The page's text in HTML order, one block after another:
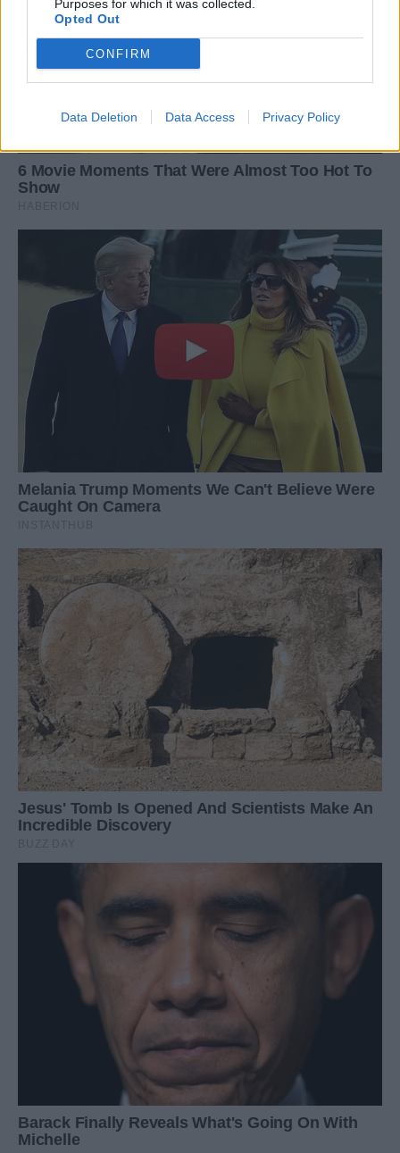
Purposes for which it was collected.
Opted Out
CONFIRM
Data Deletion Data Access Privacy Policy